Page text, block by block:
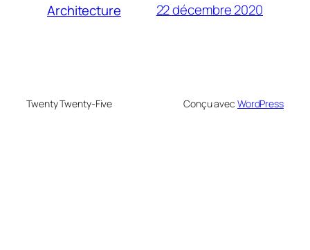
Architecture 22 décembre 2020
Twenty Twenty-Five Conçu avec WordPress